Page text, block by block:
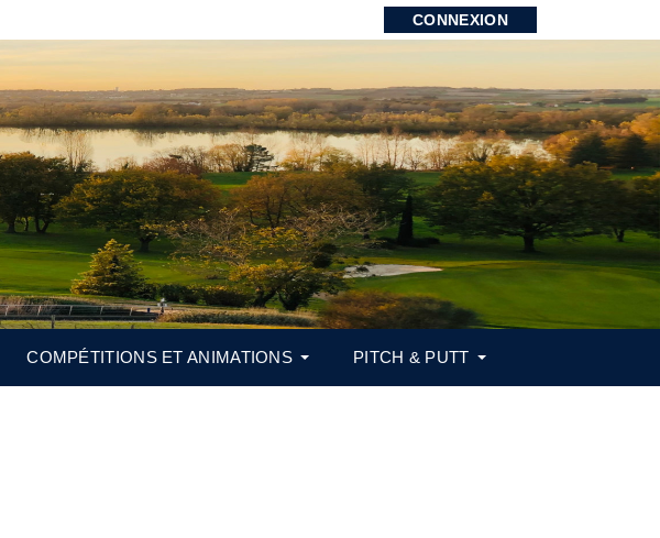
CONNEXION
COMPÉTITIONS ET ANIMATIONS PITCH & PUTT